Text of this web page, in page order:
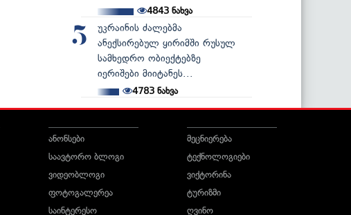
4843ნახვა
5
უკრაინის ძალებმა
ანექსირებულ ყირიმში რუსულ
სამხედრო ობიექტებზე
იერიშები მიიტანეს...
4783 ნახვა
ანონსები
საავტორო ბლოგი
ვიდეობლოგი
ფოტოგალერეა
საინტერესო
მეცნიერება
ტექნოლოგიები
ვიქტორინა
ტურიზმი
ღვინო